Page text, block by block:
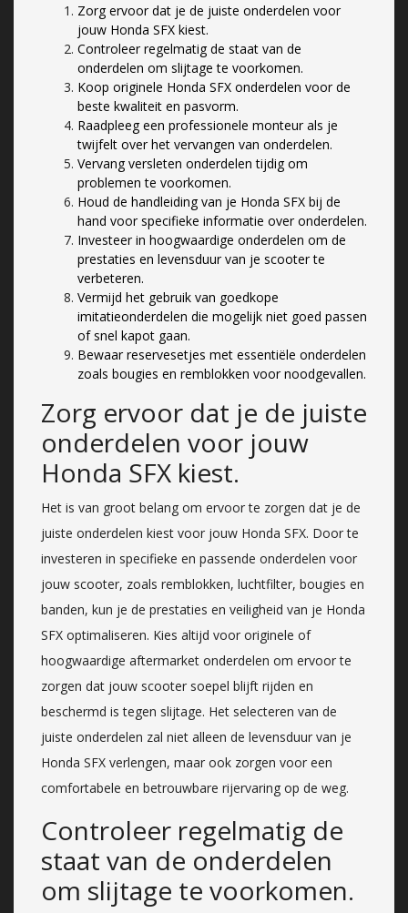
Zorg ervoor dat je de juiste onderdelen voor
jouw Honda SFX kiest.
Controleer regelmatig de staat van de
onderdelen om slijtage te voorkomen.
Koop originele Honda SFX onderdelen voor de
beste kwaliteit en pasvorm.
Raadpleeg een professionele monteur als je
twijfelt over het vervangen van onderdelen.
Vervang versleten onderdelen tijdig om
problemen te voorkomen.
Houd de handleiding van je Honda SFX bij de
hand voor specifieke informatie over onderdelen.
Investeer in hoogwaardige onderdelen om de
prestaties en levensduur van je scooter te
verbeteren.
Vermijd het gebruik van goedkope
imitatieonderdelen die mogelijk niet goed passen
of snel kapot gaan.
Bewaar reservesetjes met essentiële onderdelen
zoals bougies en remblokken voor noodgevallen.
Zorg ervoor dat je de juiste
onderdelen voor jouw
Honda SFX kiest.
Het is van groot belang om ervoor te zorgen dat je de
juiste onderdelen kiest voor jouw Honda SFX. Door te
investeren in specifieke en passende onderdelen voor
jouw scooter, zoals remblokken, luchtfilter, bougies en
banden, kun je de prestaties en veiligheid van je Honda
SFX optimaliseren. Kies altijd voor originele of
hoogwaardige aftermarket onderdelen om ervoor te
zorgen dat jouw scooter soepel blijft rijden en
beschermd is tegen slijtage. Het selecteren van de
juiste onderdelen zal niet alleen de levensduur van je
Honda SFX verlengen, maar ook zorgen voor een
comfortabele en betrouwbare rijervaring op de weg.
Controleer regelmatig de
staat van de onderdelen
om slijtage te voorkomen.